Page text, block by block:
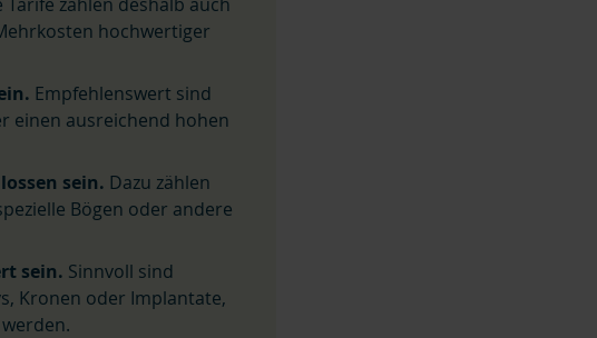
hochwertiger
Empfehlenswert sind
einen ausreichend hohen
sein. Dazu zählen
Bögen oder andere
sein. Sinnvoll sind
Kronen oder Implantate,